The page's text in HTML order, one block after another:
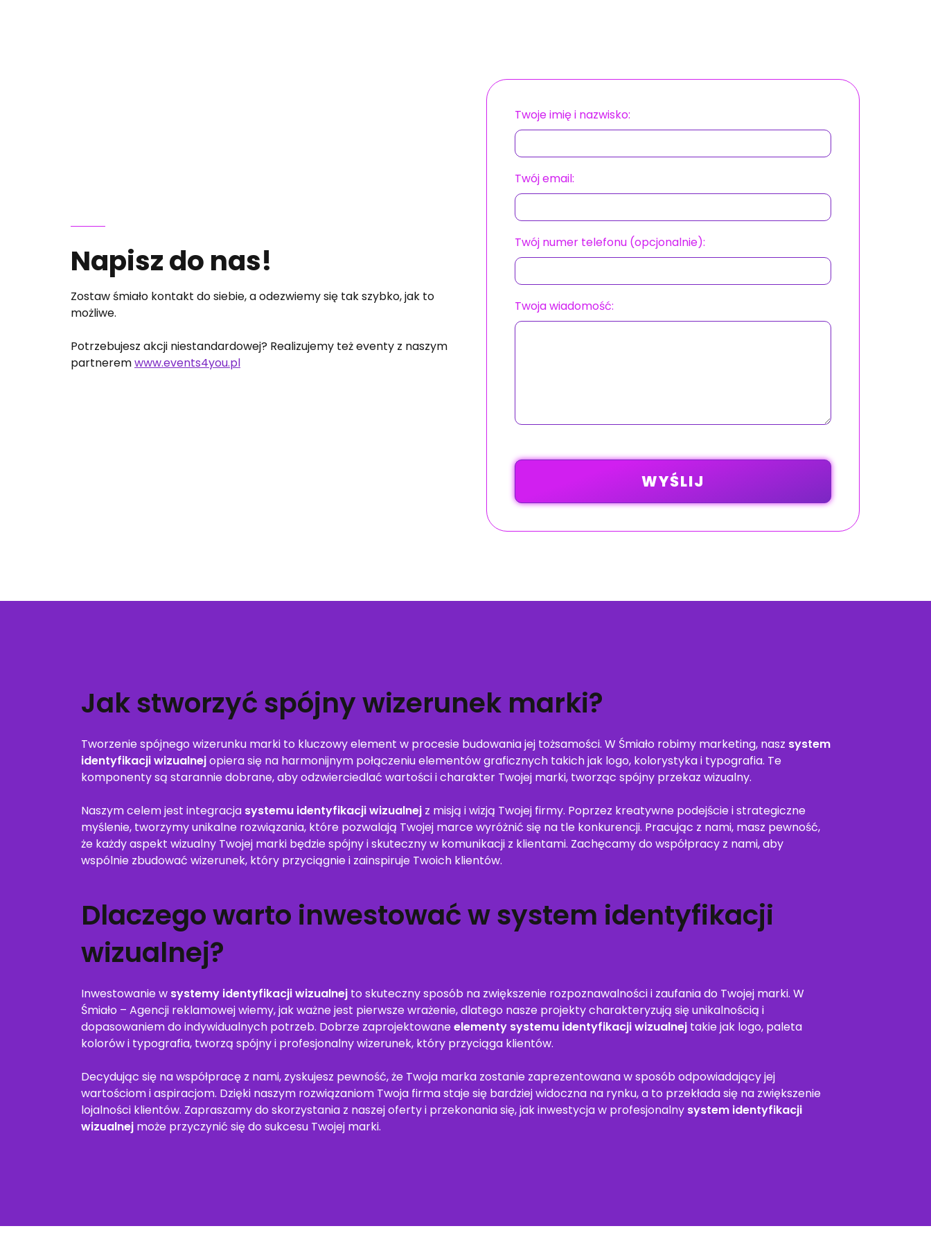
Napisz do nas!
Zostaw śmiało kontakt do siebie, a odezwiemy się tak szybko, jak to
możliwe.
Potrzebujesz akcji niestandardowej? Realizujemy też eventy z naszym
partneremwww.events4you.pl
Twoje imię i nazwisko:
Twój email:
Twój numer telefonu (opcjonalnie):
Twoja wiadomość:
Jak stworzyć spójny wizerunek marki?
Tworzenie spójnego wizerunku marki to kluczowy element w procesie budowania jej tożsamości. W Śmiało robimy marketing, nasz system
identyfikacji wizualnejopiera się na harmonijnym połączeniu elementów graficznych takich jak logo, kolorystyka i typografia. Te
komponenty są starannie dobrane, aby odzwierciedlać wartości i charakter Twojej marki, tworząc spójny przekaz wizualny.
Naszym celem jest integracja systemu identyfikacji wizualnej z misją i wizją Twojej firmy. Poprzez kreatywne podejście i strategiczne
myślenie, tworzymy unikalne rozwiązania, które pozwalają Twojej marce wyróżnić się na tle konkurencji. Pracując z nami, masz pewność,
że każdy aspekt wizualny Twojej marki będzie spójny i skuteczny w komunikacji z klientami. Zachęcamy do współpracy z nami, aby
wspólnie zbudować wizerunek, który przyciągnie i zainspiruje Twoich klientów.
Dlaczego warto inwestować w system identyfikacji
wizualnej?
Inwestowanie w systemy identyfikacji wizualnej to skuteczny sposób na zwiększenie rozpoznawalności i zaufania do Twojej marki. W
Śmiało – Agencji reklamowej wiemy, jak ważne jest pierwsze wrażenie, dlatego nasze projekty charakteryzują się unikalnością i
dopasowaniem do indywidualnych potrzeb. Dobrze zaprojektowaneelementy systemu identyfikacji wizualnej takie jak logo, paleta
kolorów i typografia, tworzą spójny i profesjonalny wizerunek, który przyciąga klientów.
Decydując się na współpracę z nami, zyskujesz pewność, że Twoja marka zostanie zaprezentowana w sposób odpowiadający jej
wartościom i aspiracjom. Dzięki naszym rozwiązaniom Twoja firma staje się bardziej widoczna na rynku, a to przekłada się na zwiększenie
lojalności klientów. Zapraszamy do skorzystania z naszej oferty i przekonania się, jak inwestycja w profesjonalny system identyfikacji
wizualnej może przyczynić się do sukcesu Twojej marki.